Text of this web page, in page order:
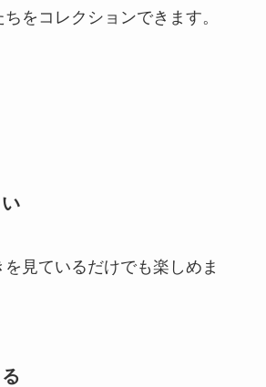
をコレクションできます。
見ているだけでも楽しめま